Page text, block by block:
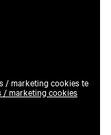
/ marketing cookies te
/ marketing cookies